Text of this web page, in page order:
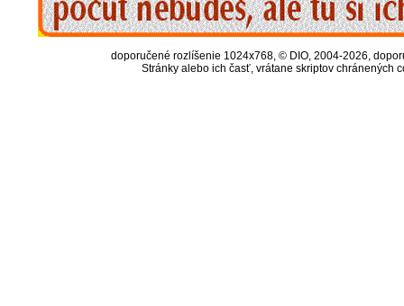
doporučené rozlíšenie 1024x768, © DIO, 2004-2026,
Stránky alebo ich časť, vrátane skriptov chránených